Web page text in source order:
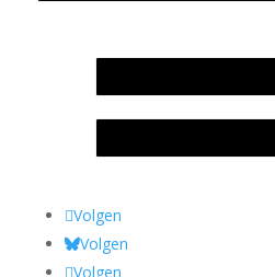
Volgen
Volgen
Volgen